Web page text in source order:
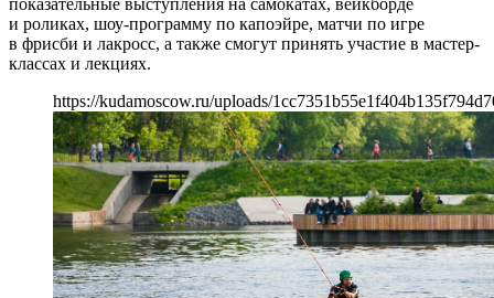
показательные выступления на самокатах, вейкборде
и роликах, шоу-программу по капоэйре, матчи по игре
в фрисби и лакросс, а также смогут принять участие в мастер-
классах и лекциях.
https://kudamoscow.ru/uploads/